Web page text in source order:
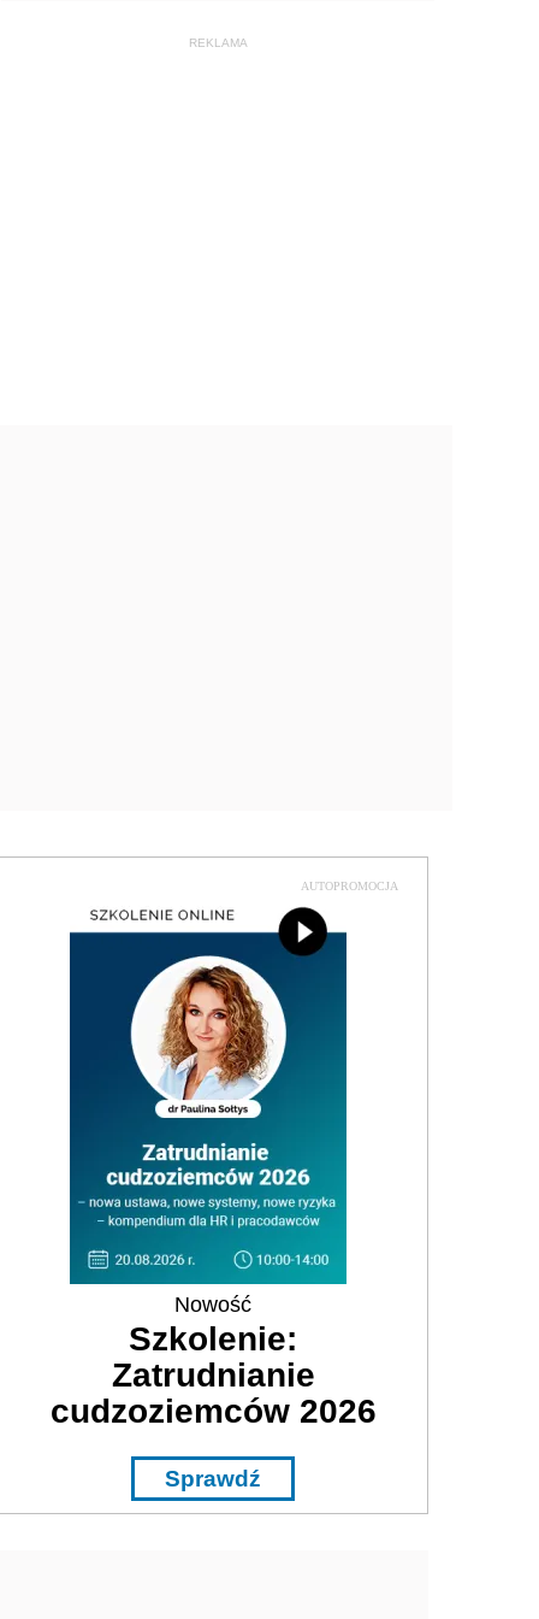
AUTOPROMOCJA
Nowość
Szkolenie:
Zatrudnianie
cudzoziemców 2026
Sprawdź